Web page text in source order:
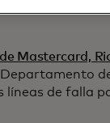
sobre los
Mastercard,
de falla